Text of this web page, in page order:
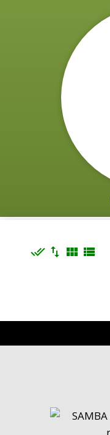
done_all import_export view_module view_list